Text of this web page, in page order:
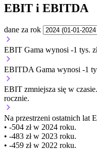
EBIT i EBITDA
dane za rok
EBIT Gama wynosi -1 tys.
EBITDA Gama wynosi -1
EBIT zmniejsza się w czasie.
rocznie.
Na przestrzeni ostatnich lat
• -504 zł w 2024 roku.
• -483 zł w 2023 roku.
• -459 zł w 2022 roku.